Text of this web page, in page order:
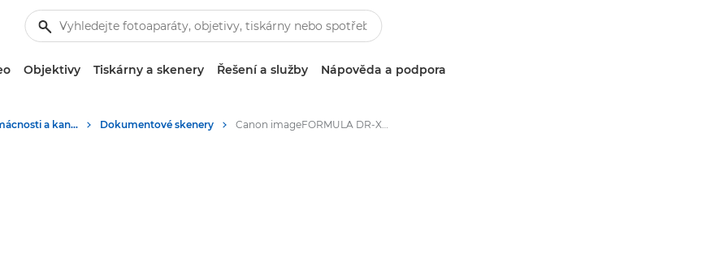
Objektivy Tiskárny a skenery Řešení a služby Nápověda a podpora
Skenery do domácnosti a kanceláře Dokumentové skenery Canon imageFORMULA DR-X10C - Document Scanners